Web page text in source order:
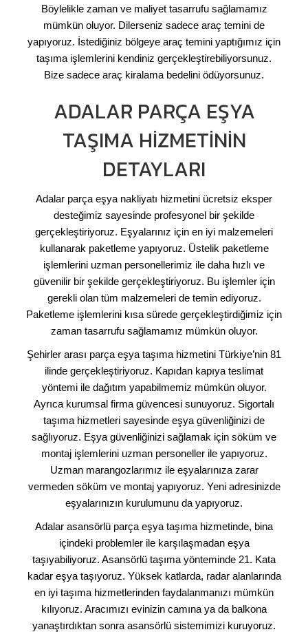
Böylelikle zaman ve maliyet tasarrufu sağlamamız
mümkün oluyor. Dilerseniz sadece araç temini de
yapıyoruz. İstediğiniz bölgeye araç temini yaptığımız için
taşıma işlemlerini kendiniz gerçekleştirebiliyorsunuz.
Bize sadece araç kiralama bedelini ödüyorsunuz.
ADALAR PARÇA EŞYA
TAŞIMA HIZMETININ
DETAYLARI
Adalar parça eşya nakliyatı hizmetini ücretsiz eksper
desteğimiz sayesinde profesyonel bir şekilde
gerçekleştiriyoruz. Eşyalarınız için en iyi malzemeleri
kullanarak paketleme yapıyoruz. Üstelik paketleme
işlemlerini uzman personellerimiz ile daha hızlı ve
güvenilir bir şekilde gerçekleştiriyoruz. Bu işlemler için
gerekli olan tüm malzemeleri de temin ediyoruz.
Paketleme işlemlerini kısa sürede gerçekleştirdiğimiz için
zaman tasarrufu sağlamamız mümkün oluyor.
Şehirler arası parça eşya taşıma hizmetini Türkiye’nin 81
ilinde gerçekleştiriyoruz. Kapıdan kapıya teslimat
yöntemi ile dağıtım yapabilmemiz mümkün oluyor.
Ayrıca kurumsal firma güvencesi sunuyoruz. Sigortalı
taşıma hizmetleri sayesinde eşya güvenliğinizi de
sağlıyoruz. Eşya güvenliğinizi sağlamak için söküm ve
montaj işlemlerini uzman personeller ile yapıyoruz.
Uzman marangozlarımız ile eşyalarınıza zarar
vermeden söküm ve montaj yapıyoruz. Yeni adresinizde
eşyalarınızın kurulumunu da yapıyoruz.
Adalar asansörlü parça eşya taşıma hizmetinde, bina
içindeki problemler ile karşılaşmadan eşya
taşıyabiliyoruz. Asansörlü taşıma yönteminde 21. Kata
kadar eşya taşıyoruz. Yüksek katlarda, radar alanlarında
en iyi taşıma hizmetlerinden faydalanmanızı mümkün
kılıyoruz. Aracımızı evinizin camına ya da balkona
yanaştırdıktan sonra asansörlü sistemimizi kuruyoruz.